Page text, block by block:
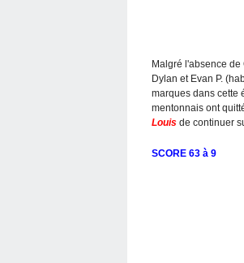
Malgré l'absence de
Dylan et Evan P.
marques dans cette
mentonnais ont
Louis de continuer
SCORE 63 à 9